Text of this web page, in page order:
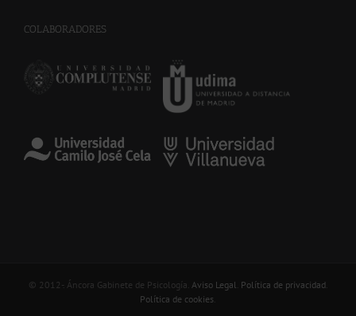
COLABORADORES
© 2012-. Áncora Gabinete de Psicología. Aviso Legal Política de privacidad.
Política de cookies